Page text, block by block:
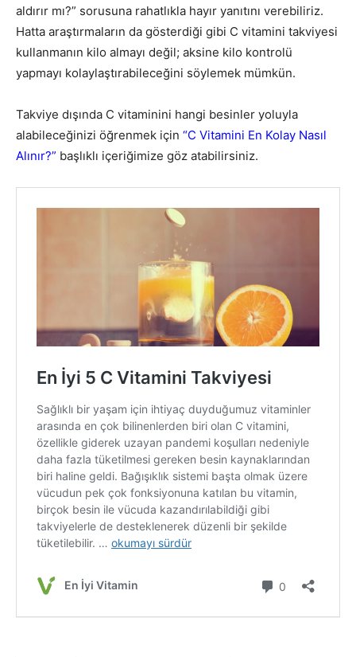
aldırır mı?” sorusuna rahatlıkla hayır yanıtını verebiliriz.
Hatta araştırmaların da gösterdiği gibi C vitamini takviyesi
kullanmanın kilo almayı değil; aksine kilo kontrolü
yapmayı kolaylaştırabileceğini söylemek mümkün.
Takviye dışında C vitaminini hangi besinler yoluyla
alabileceğinizi öğrenmek için “C Vitamini En Kolay Nasıl
Alınır?” başlıklı içeriğimize göz atabilirsiniz.